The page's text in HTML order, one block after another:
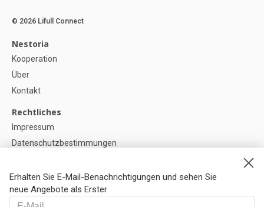
Erhalten Sie E-Mail-Benachrichtigungen und sehen Sie
neue Angebote als Erster
© 2026 Lifull Connect
Nestoria
Kooperation
Über
Kontakt
Rechtliches
Impressum
Datenschutzbestimmungen
Cookie-Einstellunge
Hilfe